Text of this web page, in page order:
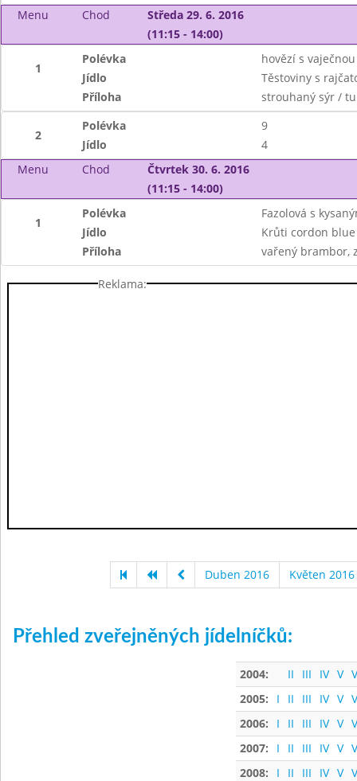
Menu
Chod
Středa 29. 6. 2016
(11:15 - 14:00)
1
Polévka
hovězí s
Jídlo
Těstoviny s
Příloha
strouhaný sýr /
2
Polévka
9
Jídlo
4
Menu
Chod
Čtvrtek 30. 6. 2016
(11:15 - 14:00)
1
Polévka
Fazolová s
Jídlo
Krůti cordon blue
Příloha
vařený brambor,
Reklama:
Duben 2016 Květen 2016
Přehled zveřejněných jídelníčků:
2004: II III IV V
2005:
I II III IV V
2006:
I II III IV V
2007:
I II III IV V
2008:
I II III IV V